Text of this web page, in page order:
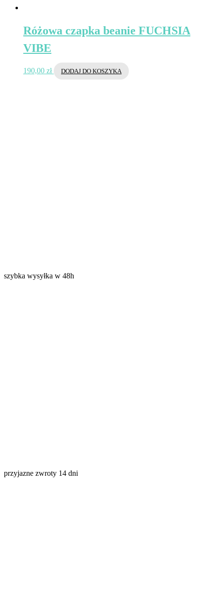
Różowa czapka beanie FUCHSIA
VIBE
190,00 zł DODAJ DO KOSZYKA
szybka wysyłka w 48h
przyjazne zwroty 14 dni